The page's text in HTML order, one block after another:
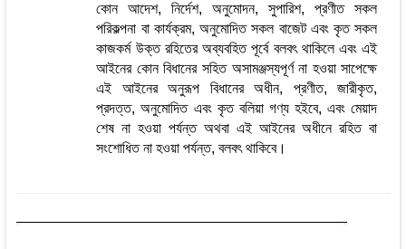
কোন আদেশ, নির্দেশ, অনুমোদন, সুপারিশ, প্রণীত সকল
পরিকল্পনা বা কার্যক্রম, অনুমোদিত সকল বাজেট এবং কৃত সকল
কাজকর্ম উক্ত রহিতের অব্যবহিত পূর্বে বলবৎ থাকিলে এবং এই
আইনের কোন বিধানের সহিত অসামঞ্জস্যপূর্ণ না হওয়া সাপেক্ষে
এই আইনের অনুরূপ বিধানের অধীন, প্রণীত, জারীকৃত,
প্রদত্ত, অনুমোদিত এবং কৃত বলিয়া গণ্য হইবে, এবং মেয়াদ
শেষ না হওয়া পর্যন্ত অথবা এই আইনের অধীনে রহিত বা
সংশোধিত না হওয়া পর্যন্ত, বলবৎ থাকিবে।